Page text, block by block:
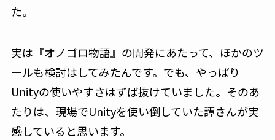
た。
実は『オノゴロ物語』の開発にあたって、ほかのツ
ールも検討はしてみたんです。でも、やっぱり
Unityの使いやすさはずば抜けていました。そのあ
たりは、現場でUnityを使い倒していた譚さんが実
感していると思います。